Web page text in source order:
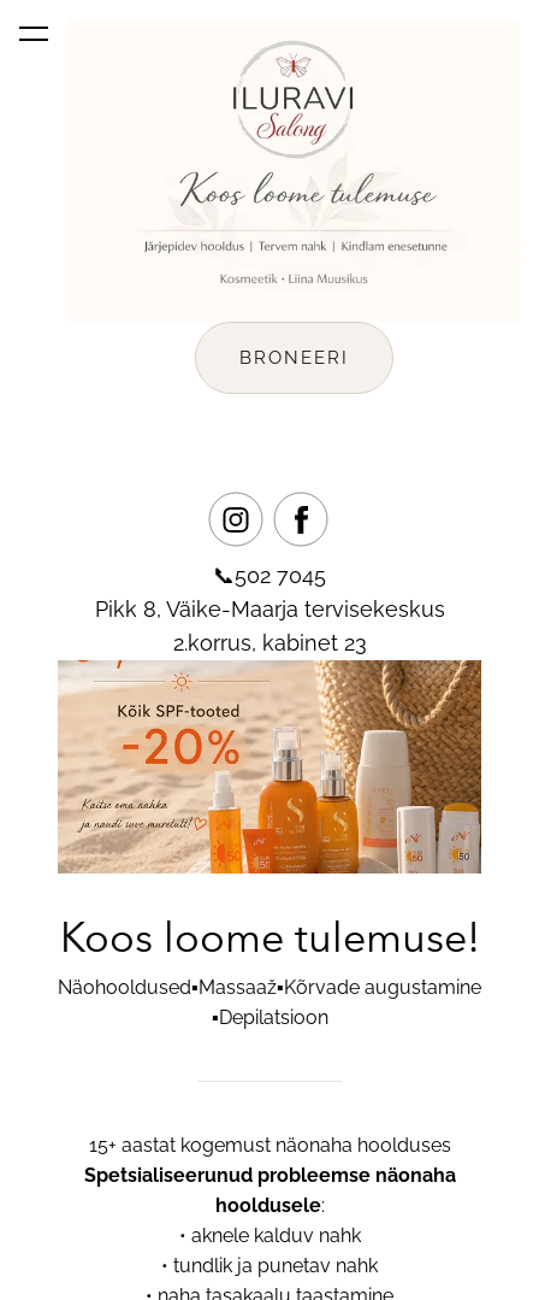
BRONEERI
lisati ostukorvi. Vaata ostukorvi
📞502 7045
Pikk 8, Väike-Maarja tervisekeskus
2.korrus, kabinet 23
Koos loome tulemuse!
Näohooldused▪️Massaaž▪️Kõrvade augustamine
▪️Depilatsioon
15+ aastat kogemust näonaha hoolduses
Spetsialiseerunud probleemse näonaha
hooldusele:
• aknele kalduv nahk
• tundlik ja punetav nahk
• naha tasakaalu taastamine